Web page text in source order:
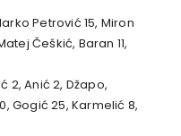
Petrović 15, Miron
Češkić, Baran 11,
2, Anić 2, Džapo,
Gogić 25, Karmelić 8,